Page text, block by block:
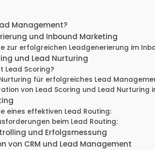
Management?
und Inbound Marketing
zur erfolgreichen Leadgenerierung im
und Lead Nurturing
Lead Scoring?
für erfolgreiches Lead
von Lead Scoring und Lead Nurturing
eines effektiven Lead Routing:
beim Lead Routing:
und Erfolgsmessung
von CRM und Lead Management